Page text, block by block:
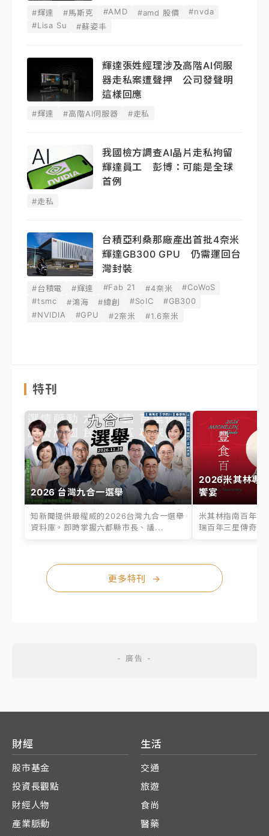
#輝達 #馬斯克 #AMD #amd 股價
#nvda
#Lisa Su
#蘇姿丰
輝達張姓經理涉及高階AI伺服
器走私案遭聲押 公司發聲明
這樣回應
#輝達 #高階AI伺服器 #走私
我國檢方調查AI晶片走私拘留
輝達員工 彭博：可能是全球
首例
#走私
台積亞利桑那廠產出首批4奈米
輝達GB300 GPU 仍需運回台
灣封裝
#台積電 #輝達 #Fab 21 #4奈米
#CoWoS
#tsmc
#鴻海 #緯創 #SoIC
#GB300
#NVIDIA
#GPU #2奈米 #1.6奈米
特刊
2026 台灣九合一選舉
知新聞提供最權威的2026台灣九合一選舉
資料庫。即時掌握六都縣市長、議...
2026米其林專
饗宴
米其林指南百年之
瑞百年三星傳奇、
更多特刊 →
財經
股市基金
投資長觀點
財經人物
產業脈動
生活
交通
旅遊
食尚
醫藥